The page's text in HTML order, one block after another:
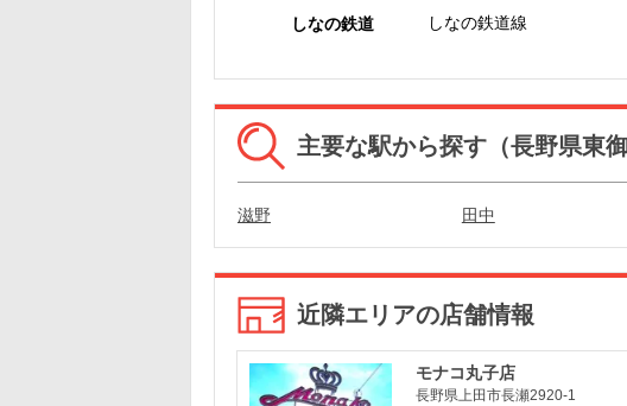
しなの鉄道 しなの鉄道線
主要な駅から探す（長野県東御
滋野 田中
近隣エリアの店舗情報
モナコ丸子店
長野県上田市長瀬2920-1